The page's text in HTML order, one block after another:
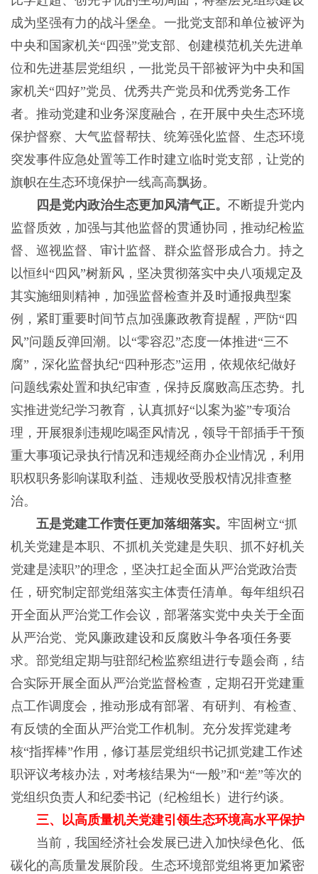
成为坚强有力的战斗堡垒。一批党支部和单位被评为
中央和国家机关“四强”党支部、创建模范机关先进单
位和先进基层党组织，一批党员干部被评为中央和国
家机关“四好”党员、优秀共产党员和优秀党务工作
者。推动党建和业务深度融合，在开展中央生态环境
保护督察、大气监督帮扶、统筹强化监督、生态环境
突发事件应急处置等工作时建立临时党支部，让党的
旗帜在生态环境保护一线高高飘扬。
四是党内政治生态更加风清气正。 不断提升党内
监督质效，加强与其他监督的贯通协同，推动纪检监
督、巡视监督、审计监督、群众监督形成合力。持之
以恒纠“四风”树新风，坚决贯彻落实中央八项规定及
其实施细则精神，加强监督检查并及时通报典型案
例，紧盯重要时间节点加强廉政教育提醒，严防“四
风”问题反弹回潮。以“零容忍”态度一体推进“三不
腐”，深化监督执纪“四种形态”运用，依规依纪做好
问题线索处置和执纪审查，保持反腐败高压态势。扎
实推进党纪学习教育，认真抓好“以案为鉴”专项治
理，开展狠刹违规吃喝歪风情况，领导干部插手干预
重大事项记录执行情况和违规经商办企业情况，利用
职权职务影响谋取利益、违规收受股权情况排查整
治。
五是党建工作责任更加落细落实。 牢固树立“抓
机关党建是本职、不抓机关党建是失职、抓不好机关
党建是渎职”的理念，坚决扛起全面从严治党政治责
任，研究制定部党组落实主体责任清单。每年组织召
开全面从严治党工作会议，部署落实党中央关于全面
从严治党、党风廉政建设和反腐败斗争各项任务要
求。部党组定期与驻部纪检监察组进行专题会商，结
合实际开展全面从严治党监督检查，定期召开党建重
点工作调度会，推动形成有部署、有研判、有检查、
有反馈的全面从严治党工作机制。充分发挥党建考
核“指挥棒”作用，修订基层党组织书记抓党建工作述
职评议考核办法，对考核结果为“一般”和“差”等次的
党组织负责人和纪委书记（纪检组长）进行约谈。
三、以高质量机关党建引领生态环境高水平保护
当前，我国经济社会发展已进入加快绿色化、低
碳化的高质量发展阶段。生态环境部党组将更加紧密